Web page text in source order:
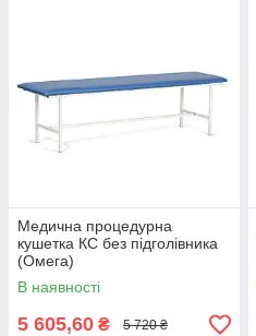
Медична процедурна
кушетка КС без підголівника
(Омега)
В наявності
5 605,60 ₴ 5 720 ₴